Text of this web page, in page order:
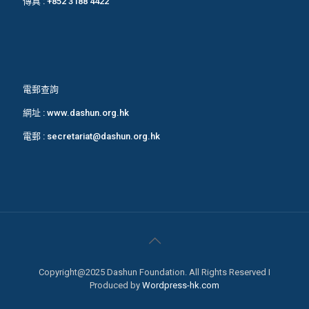
電郵查詢
網址 : www.dashun.org.hk
電郵 : secretariat@dashun.org.hk
Copyright@2025 Dashun Foundation. All Rights Reserved I
Produced by Wordpress-hk.com